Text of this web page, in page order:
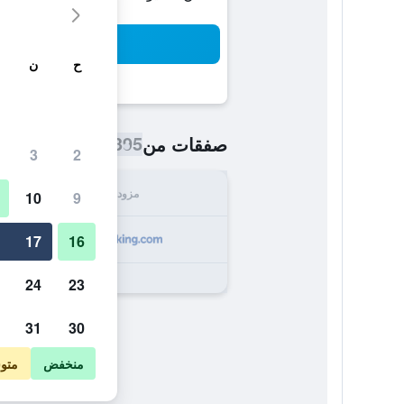
صفقات من395 ﷼
مزود
ح ن
2
3
9
10
16
17
23
24
30
31
منخفض